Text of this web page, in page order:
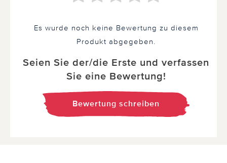
Es wurde noch keine Bewertung zu diesem
Produkt abgegeben.
Seien Sie der/die Erste und verfassen
Sie eine Bewertung!
Bewertung schreiben